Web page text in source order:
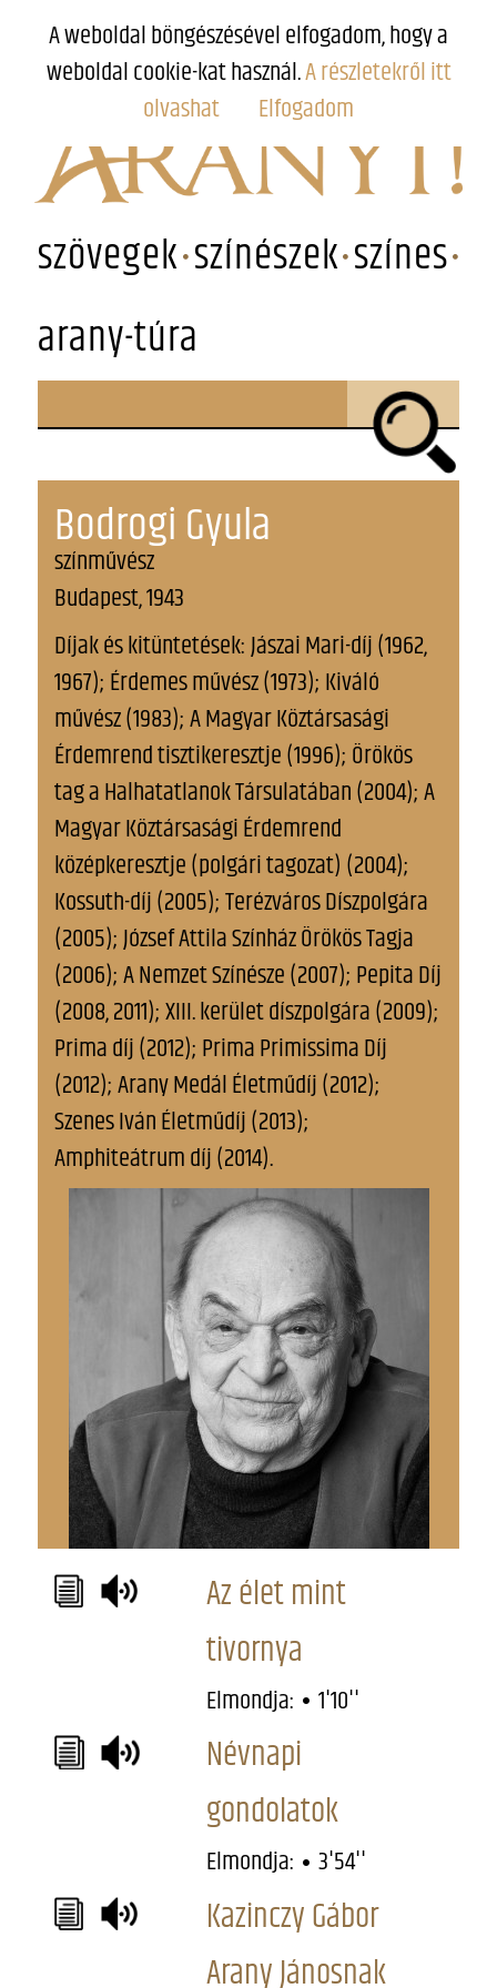
szövegek színészek színes
arany-túra
Bodrogi Gyula
színművész
Budapest, 1943
Díjak és kitüntetések: Jászai Mari-díj (1962,
1967); Érdemes művész (1973); Kiváló
művész (1983); A Magyar Köztársasági
Érdemrend tisztikeresztje (1996); Örökös
tag a Halhatatlanok Társulatában (2004); A
Magyar Köztársasági Érdemrend
középkeresztje (polgári tagozat) (2004);
Kossuth-díj (2005); Terézváros Díszpolgára
(2005); József Attila Színház Örökös Tagja
(2006); A Nemzet Színésze (2007); Pepita Díj
(2008, 2011); XIII. kerület díszpolgára (2009);
Prima díj (2012); Prima Primissima Díj
(2012); Arany Medál Életműdíj (2012);
Szenes Iván Életműdíj (2013);
Amphiteátrum díj (2014).
Az élet mint
tivornya
Elmondja: 1'10''
Névnapi
gondolatok
Elmondja: 3'54''
Kazinczy Gábor
Arany Jánosnak
A weboldal böngészésével elfogadom, hogy a
weboldal cookie-kat használ.A részletekről itt
olvashat
Elfogadom